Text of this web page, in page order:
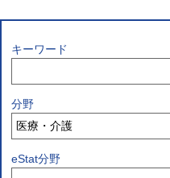
キーワード
分野
eStat分野